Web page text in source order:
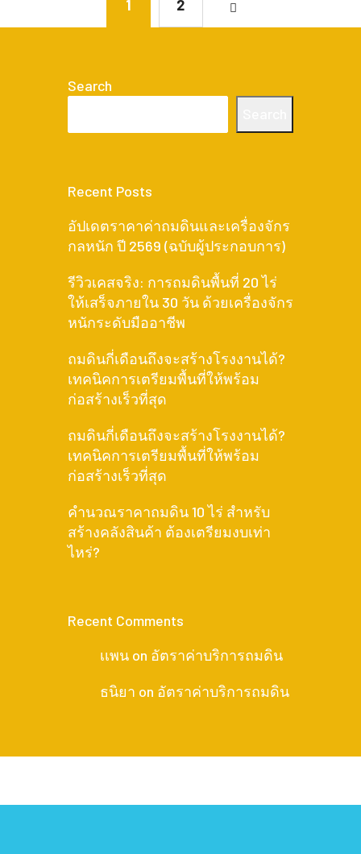
1 2
Search
Recent Posts
อัปเดตราคาค่าถมดินและเครื่องจักร
กลหนัก ปี 2569 (ฉบับผู้ประกอบการ)
รีวิวเคสจริง: การถมดินพื้นที่ 20 ไร่
ให้เสร็จภายใน 30 วัน ด้วยเครื่องจักร
หนักระดับมืออาชีพ
ถมดินกี่เดือนถึงจะสร้างโรงงานได้?
เทคนิคการเตรียมพื้นที่ให้พร้อม
ก่อสร้างเร็วที่สุด
ถมดินกี่เดือนถึงจะสร้างโรงงานได้?
เทคนิคการเตรียมพื้นที่ให้พร้อม
ก่อสร้างเร็วที่สุด
คำนวณราคาถมดิน 10 ไร่ สำหรับ
สร้างคลังสินค้า ต้องเตรียมงบเท่า
ไหร่?
Recent Comments
เเพน on อัตราค่าบริการถมดิน
ธนิยา on อัตราค่าบริการถมดิน